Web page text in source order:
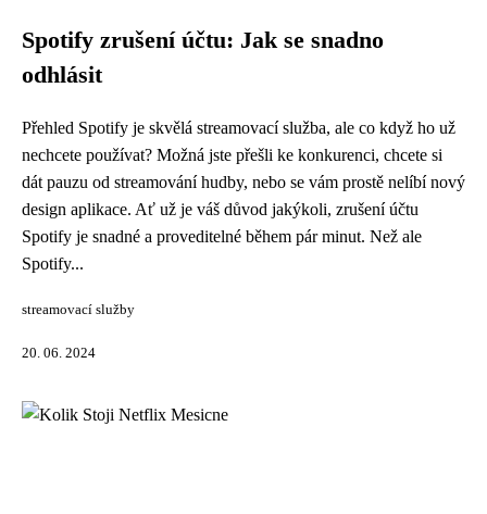
Spotify zrušení účtu: Jak se snadno
odhlásit
Přehled Spotify je skvělá streamovací služba, ale co když ho už
nechcete používat? Možná jste přešli ke konkurenci, chcete si
dát pauzu od streamování hudby, nebo se vám prostě nelíbí nový
design aplikace. Ať už je váš důvod jakýkoli, zrušení účtu
Spotify je snadné a proveditelné během pár minut. Než ale
Spotify...
streamovací služby
20. 06. 2024